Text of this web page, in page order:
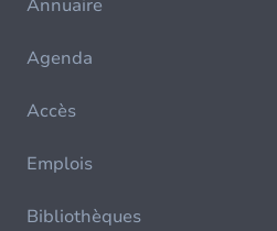
Annuaire
Agenda
Accès
Emplois
Bibliothèques